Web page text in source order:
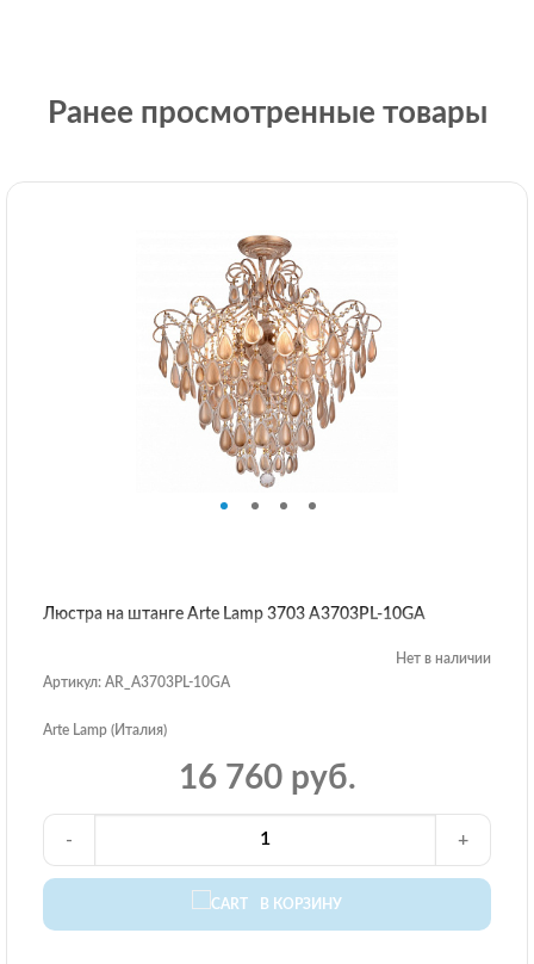
Ранее просмотренные товары
Люстра на штанге Arte Lamp 3703 A3703PL-10GA
Нет в наличии
Артикул: AR_A3703PL-10GA
Arte Lamp (Италия)
16 760 руб.
В КОРЗИНУ
- +